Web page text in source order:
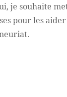
je souhaite
pour les